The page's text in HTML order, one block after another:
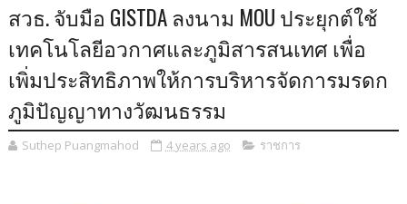
สวธ. จับมือ GISTDA ลงนาม MOU ประยุกต์ใช้
เทคโนโลยีอวกาศและภูมิสารสนเทศ เพื่อ
เพิ่มประสิทธิภาพให้การบริหารจัดการมรดก
ภูมิปัญญาทางวัฒนธรรม
Suthep Puangmahod 4 years ago ราชการ